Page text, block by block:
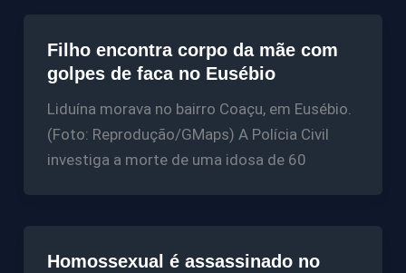
Filho encontra corpo da mãe com
golpes de faca no Eusébio
Liduína morava no bairro Coaçu, em Eusébio.
(Foto: Reprodução/GMaps) A Polícia Civil
investiga a morte de uma idosa de 60
Homossexual é assassinado no